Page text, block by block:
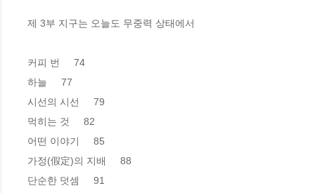
제 3부 지구는 오늘도 무중력 상태에서
커피 번     74
하늘     77
시선의 시선     79
먹히는 것     82
어떤 이야기     85
가정(假定)의 지배     88
단순한 덧셈     91